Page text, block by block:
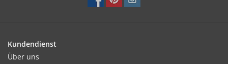
Kundendienst
Über uns